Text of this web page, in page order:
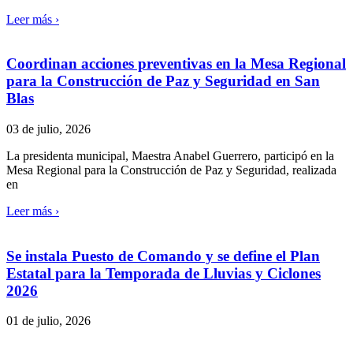
Leer más ›
Coordinan acciones preventivas en la Mesa Regional
para la Construcción de Paz y Seguridad en San
Blas
03 de julio, 2026
La presidenta municipal, Maestra Anabel Guerrero, participó en la
Mesa Regional para la Construcción de Paz y Seguridad, realizada
en
Leer más ›
Se instala Puesto de Comando y se define el Plan
Estatal para la Temporada de Lluvias y Ciclones
2026
01 de julio, 2026